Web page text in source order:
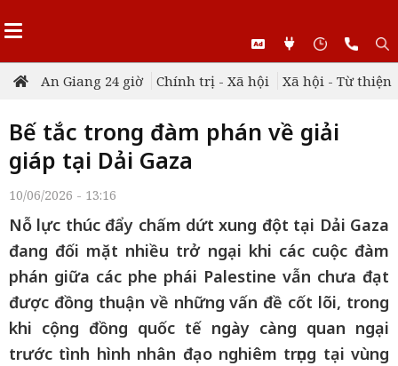
An Giang 24 giờ Chính trị - Xã hội Xã hội - Từ thiện
Bế tắc trong đàm phán về giải
giáp tại Dải Gaza
10/06/2026 - 13:16
Nỗ lực thúc đẩy chấm dứt xung đột tại Dải Gaza
đang đối mặt nhiều trở ngại khi các cuộc đàm
phán giữa các phe phái Palestine vẫn chưa đạt
được đồng thuận về những vấn đề cốt lõi, trong
khi cộng đồng quốc tế ngày càng quan ngại
trước tình hình nhân đạo nghiêm trọng tại vùng